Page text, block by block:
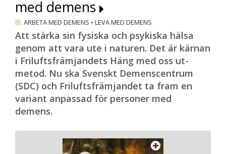
med demens
ARBETA MED DEMENS • LEVA MED DEMENS
Att stärka sin fysiska och psykiska hälsa
genom att vara ute i naturen. Det är kärnan
i Friluftsfrämjandets Häng med oss ut-
metod. Nu ska Svenskt Demenscentrum
(SDC) och Friluftsfrämjandet ta fram en
variant anpassad för personer med
demens.